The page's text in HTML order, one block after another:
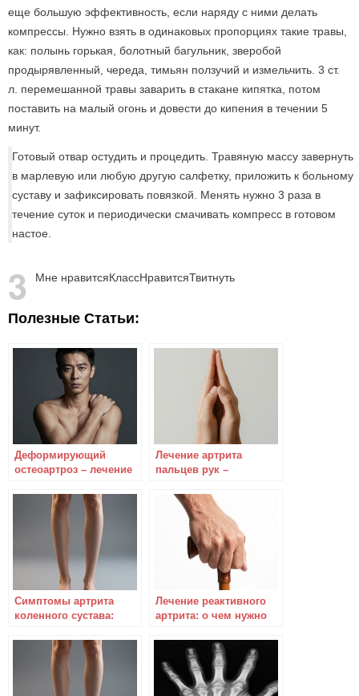
еще большую эффективность, если наряду с ними делать
компрессы. Нужно взять в одинаковых пропорциях такие травы,
как: полынь горькая, болотный багульник, зверобой
продырявленный, череда, тимьян ползучий и измельчить. 3 ст.
л. перемешанной травы заварить в стакане кипятка, потом
поставить на малый огонь и довести до кипения в течении 5
минут.
Готовый отвар остудить и процедить. Травяную массу завернуть
в марлевую или любую другую салфетку, приложить к больному
суставу и зафиксировать повязкой. Менять нужно 3 раза в
течение суток и периодически смачивать компресс в готовом
настое.
3 Мне нравитсяКлассНравитсяТвитнуть
Полезные Статьи:
Деформирующий
остеоартроз – лечение
подхода
Лечение артрита
пальцев рук –
средства
Симптомы артрита
коленного сустава:
взрослых
Лечение реактивного
артрита: о чем нужно